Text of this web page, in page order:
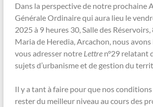
Dans la perspective de notre prochaine
Générale Ordinaire qui aura lieu le
2025 à 9 heures 30, Salle des Réservoirs,
Maria de Heredia, Arcachon, nous
vous adresser notre Lettren°29 relatant
sujets d’urbanisme et de gestion du
Il y a tant à faire pour que nos
rester du meilleur niveau au cours des